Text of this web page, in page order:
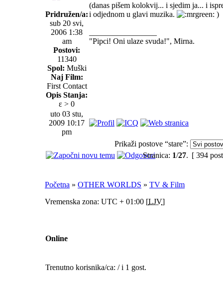
Pridružen/a:
sub 20 svi,
2006 1:38
am
Postovi:
11340
Spol: Muški
Naj Film:
First Contact
Opis Stanja:
ε > 0
(danas pišem kolokvij... i sjedim ja... i
i odjednom u glavi muzika.
)
"Pipci! Oni ulaze svuda!", Mirna.
uto 03 stu,
2009 10:17
pm
Prikaži postove “stare”:
Stranica: 1/27. [ 394
Početna » OTHER WORLDS » TV & Film
Vremenska zona: UTC + 01:00 [LJV]
Online
Trenutno korisnika/ca: / i 1 gost.